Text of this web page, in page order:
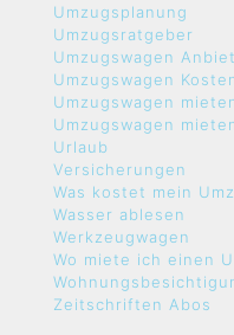
Umzugsplanung
Umzugsratgeber
Umzugswagen
Umzugswagen
Umzugswagen
Umzugswagen
Urlaub
Versicherungen
Was kostet mein
Wasser ablesen
Werkzeugwagen
Wo miete ich einen
Zeitschriften Abos